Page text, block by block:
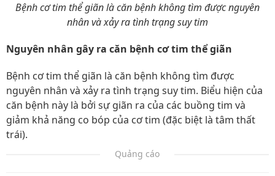
Bệnh cơ tim thể giãn là căn bệnh không tìm được nguyên
nhân và xảy ra tình trạng suy tim
Nguyên nhân gây ra căn bệnh cơ tim thể giãn
Bệnh cơ tim thể giãn là căn bệnh không tìm được
nguyên nhân và xảy ra tình trạng suy tim. Biểu hiện của
căn bệnh này là bởi sự giãn ra của các buồng tim và
giảm khả năng co bóp của cơ tim (đặc biệt là tâm thất
trái).
Quảng cáo